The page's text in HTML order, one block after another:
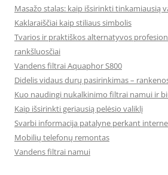
Masažo stalas: kaip išsirinkti tinkamiausią
Kaklaraiščiai kaip stiliaus simbolis
Tvarios ir praktiškos alternatyvos
rankšluosčiai
Vandens filtrai Aquaphor S800
Didelis vidaus durų pasirinkimas –
Kuo naudingi nukalkinimo filtrai namui ir
Kaip išsirinkti geriausią pelėsio valiklį
Svarbi informacija patalyne perkant
Mobilių telefonų remontas
Vandens filtrai namui